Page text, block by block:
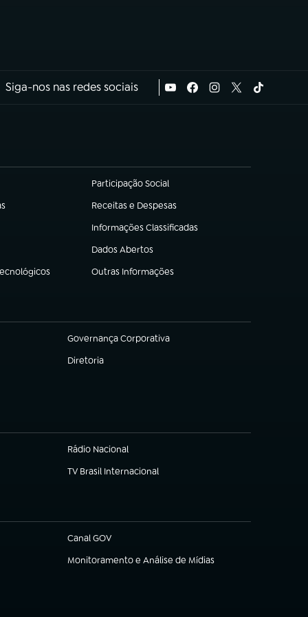
Siga-nos nas redes sociais
Participação Social
(abre em nova aba)
Receitas e Despesas
(abre em nova aba)
Informações Classificadas
(abre em nova aba)
Dados Abertos
(abre em nova aba)
Outras Informações
(abre em nova aba)
Governança Corporativa
(abre em nova aba)
Diretoria
(abre em nova aba)
Rádio Nacional
TV Brasil Internacional
(abre em nova aba)
Canal GOV
(abre em nova aba)
Monitoramento e Análise de Mídias
(abre em nova aba)